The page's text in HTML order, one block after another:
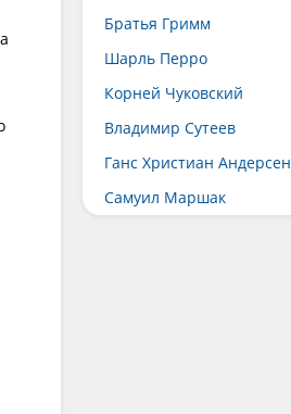
Братья Гримм
Шарль Перро
Корней Чуковский
Владимир Сутеев
Ганс Христиан Андерсен
Самуил Маршак